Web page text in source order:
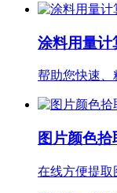
涂料用量计
帮助您快速、
图片颜色拾
在线方便提取